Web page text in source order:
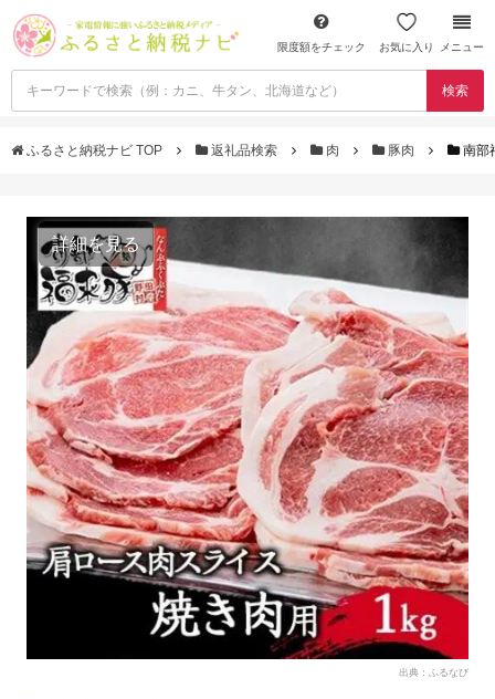
限度額をチェック お気に入り メニュー
検索
ふるさと納税ナビ TOP 返礼品検索 肉 豚肉 南部
詳細を見る
出典：ふるなび